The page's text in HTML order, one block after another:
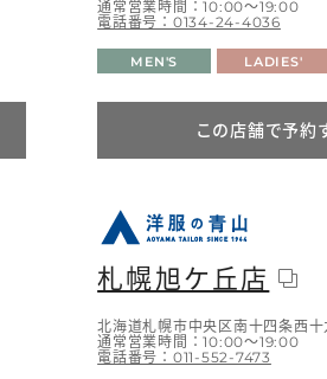
通常営業時間：10:00～19:00
電話番号：0134-24-4036
MEN'S LADIES'
この店舗で予約
札幌旭ケ丘店
北海道札幌市中央区南十四条西十
通常営業時間：10:00～19:00
電話番号：011-552-7473